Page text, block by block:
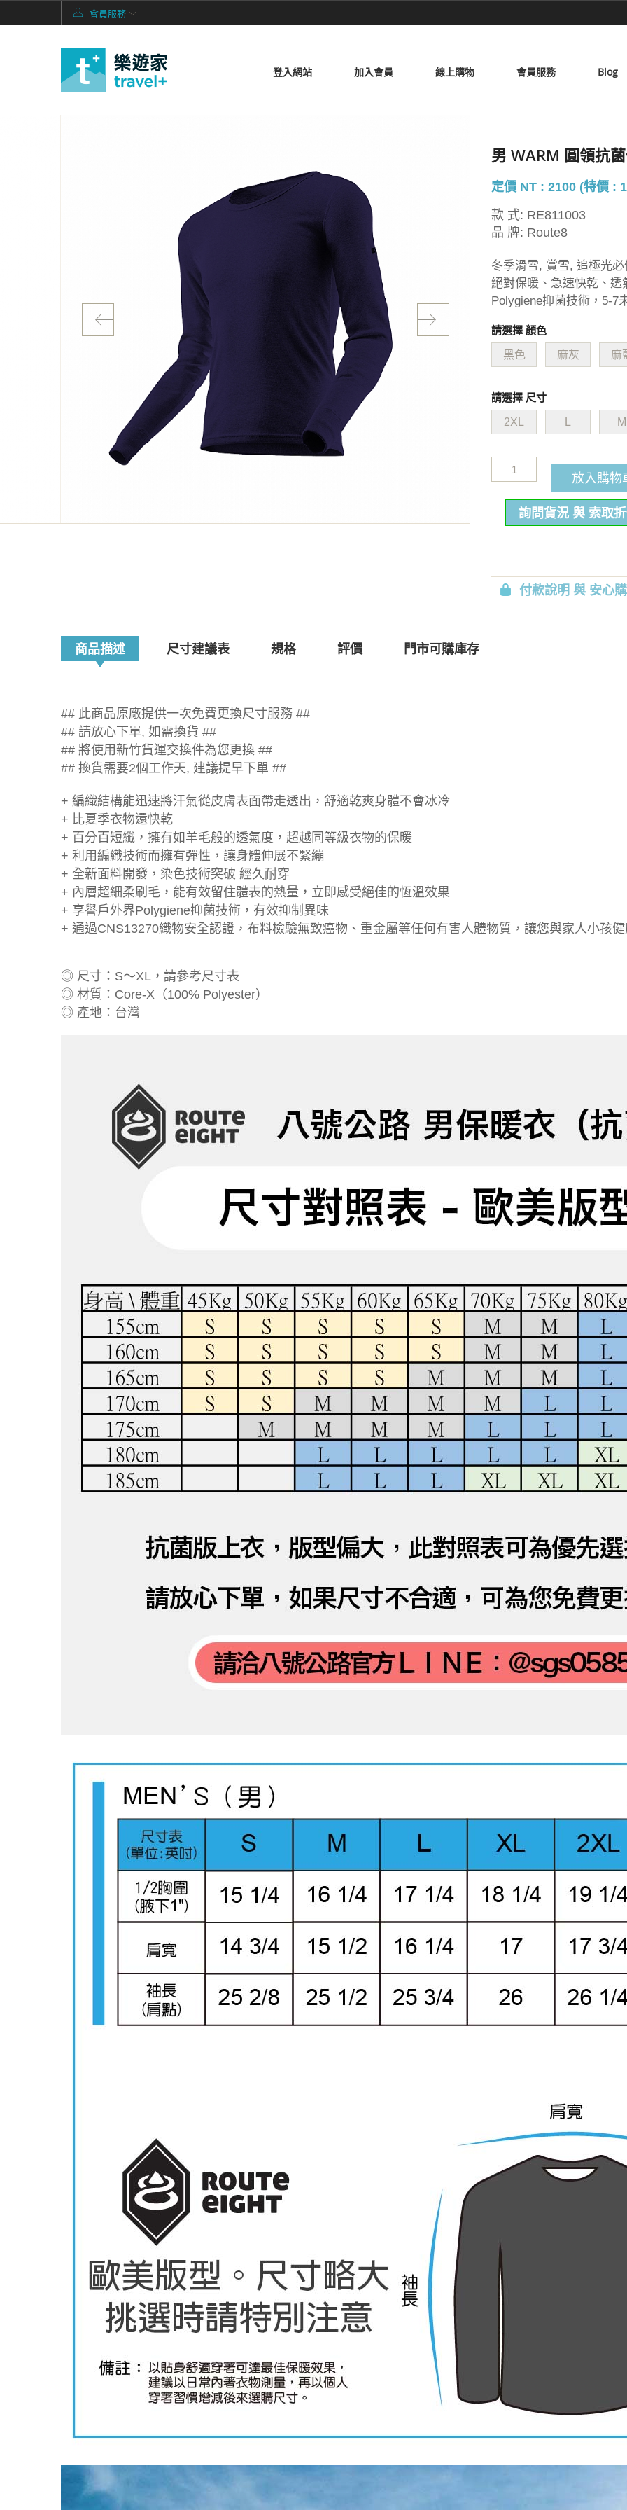
會員服務
登入網站 加入會員 線上購物 會員服務 Blog
男 WARM 圓領抗
定價 NT : 2100 (特價 :
款 式: RE811003
品 牌: Route8
冬季滑雪, 賞雪, 追極光必
絕對保暖、急速快乾、透
Polygiene抑菌技術，5-7
請選擇 顏色
黑色 麻灰 麻
請選擇 尺寸
2XL M
放入購物
詢問貨況 與 索取
付款說明 與 安心
商品描述 尺寸建議表 規格 評價 門市可購庫存
## 此商品原廠提供一次免費更換尺寸服務 ##
## 請放心下單, 如需換貨 ##
## 將使用新竹貨運交換件為您更換 ##
## 換貨需要2個工作天, 建議提早下單 ##
+ 編織結構能迅速將汗氣從皮膚表面帶走透出，舒適乾爽身體不會冰冷
+ 比夏季衣物還快乾
+ 百分百短纖，擁有如羊毛般的透氣度，超越同等級衣物的保暖
+ 利用編織技術而擁有彈性，讓身體伸展不緊繃
+ 全新面料開發，染色技術突破 經久耐穿
+ 內層超細柔刷毛，能有效留住體表的熱量，立即感受絕佳的恆溫效果
+ 享譽戶外界Polygiene抑菌技術，有效抑制異味
+ 通過CNS13270織物安全認證，布料檢驗無致癌物、重金屬等任何有害人體物質，讓您與家人小孩
◎ 尺寸：S～XL，請參考尺寸表
◎ 材質：Core-X（100% Polyester）
◎ 產地：台灣